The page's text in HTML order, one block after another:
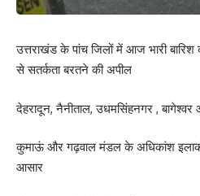
उत्तराखंड के पांच जिलों में आज भारी बारिश
से सतर्कता बरतने की अपील
देहरादून, नैनीताल, उधमसिंहनगर ,
कुमाऊं और गढ़वाल मंडल के अधिकांश
आसार